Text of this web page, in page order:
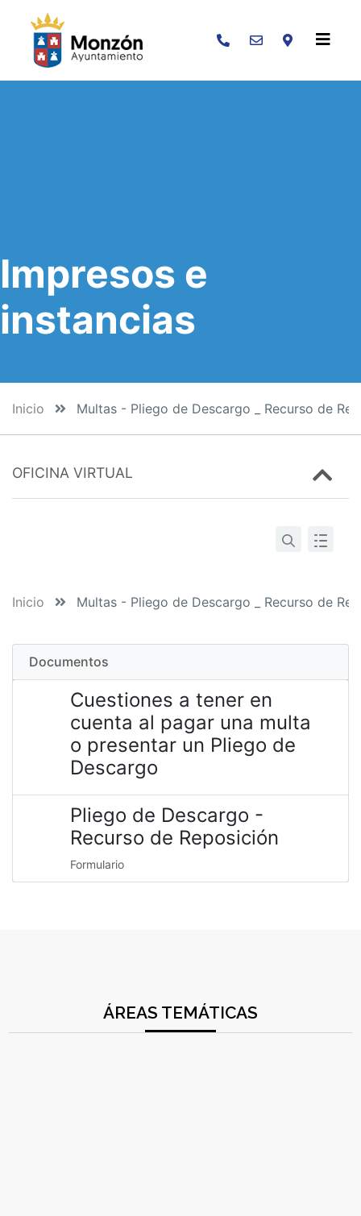
Buscar
Impresos e
instancias
Inicio Multas - Pliego de Descargo _ Recurso de
OFICINA VIRTUAL
Inicio Multas - Pliego de Descargo _ Recurso de
Documentos
Cuestiones a tener en
cuenta al pagar una multa
o presentar un Pliego de
Descargo
Pliego de Descargo -
Recurso de Reposición
Formulario
ÁREAS TEMÁTICAS